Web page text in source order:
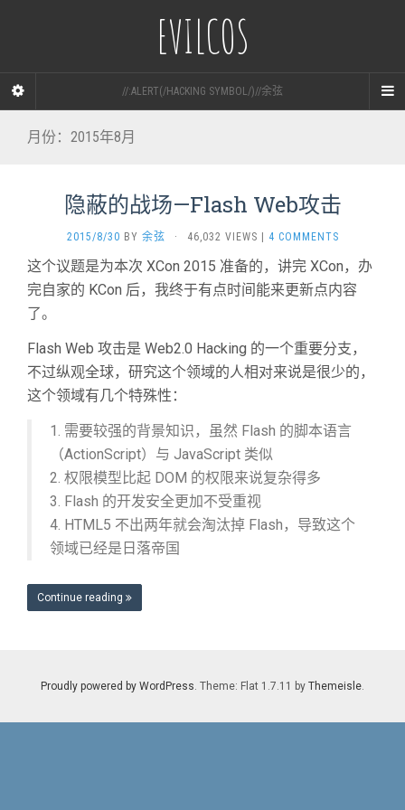
EVILCOS
//:ALERT(/HACKING SYMBOL/)//余弦
月份：2015年8月
隐蔽的战场—Flash Web攻击
2015/8/30 BY 余弦 · 46,032 VIEWS 4 COMMENTS
这个议题是为本次 XCon 2015 准备的，讲完 XCon，办
完自家的 KCon 后，我终于有点时间能来更新点内容
了。
Flash Web 攻击是 Web2.0 Hacking 的一个重要分支，
不过纵观全球，研究这个领域的人相对来说是很少的，
这个领域有几个特殊性：
1. 需要较强的背景知识，虽然 Flash 的脚本语言
（ActionScript）与 JavaScript 类似
2. 权限模型比起 DOM 的权限来说复杂得多
3. Flash 的开发安全更加不受重视
4. HTML5 不出两年就会淘汰掉 Flash，导致这个
领域已经是日落帝国
Continue reading
Proudly powered by WordPress. Theme: Flat 1.7.11 by Themeisle.